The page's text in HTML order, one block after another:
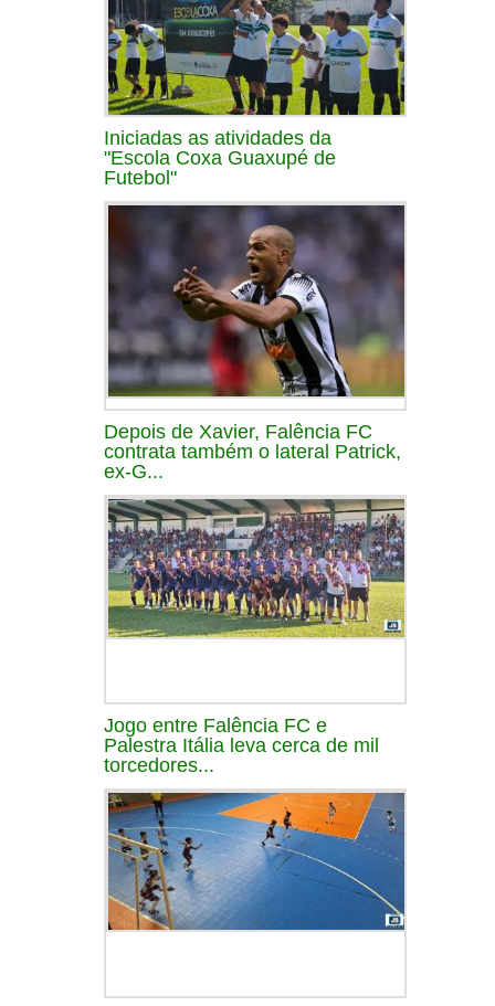
Iniciadas as atividades da
"Escola Coxa Guaxupé de
Futebol"
Depois de Xavier, Falência FC
contrata também o lateral Patrick,
ex-G...
Jogo entre Falência FC e
Palestra Itália leva cerca de mil
torcedores...